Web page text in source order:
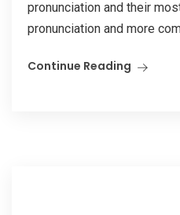
pronunciation and their
pronunciation and more
Continue Reading